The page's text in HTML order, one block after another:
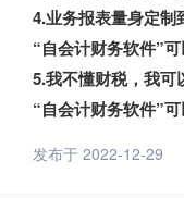
4.业务报表量身定
“自会计财务软件”
5.我不懂财税，我可
“自会计财务软件”
发布于 2022-12-29